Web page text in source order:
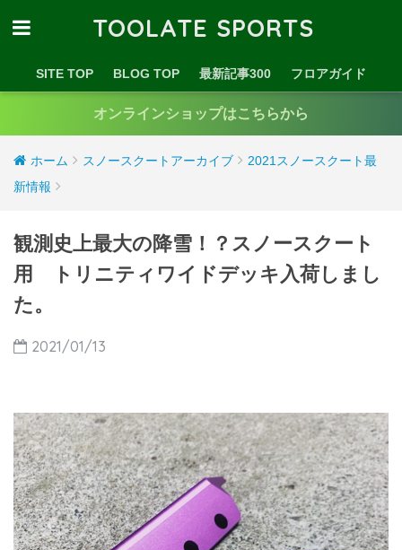
TOOLATE SPORTS
SITE TOP BLOG TOP 最新記事300 フロアガイド
オンラインショップはこちらから
ホーム スノースクートアーカイブ
2021スノースクート最
新情報
観測史上最大の降雪！？スノースクート
用 トリニティワイドデッキ入荷しまし
た。
2021/01/13